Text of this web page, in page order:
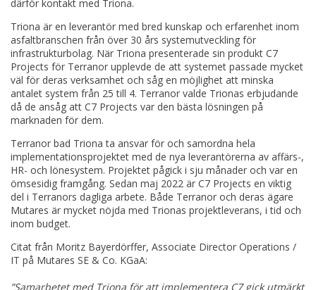
därför kontakt med Triona.
Triona är en leverantör med bred kunskap och erfarenhet inom
asfaltbranschen från över 30 års systemutveckling för
infrastrukturbolag. När Triona presenterade sin produkt C7
Projects för Terranor upplevde de att systemet passade mycket
väl för deras verksamhet och såg en möjlighet att minska
antalet system från 25 till 4. Terranor valde Trionas erbjudande
då de ansåg att C7 Projects var den bästa lösningen på
marknaden för dem.
Terranor bad Triona ta ansvar för och samordna hela
implementationsprojektet med de nya leverantörerna av affärs-,
HR- och lönesystem. Projektet pågick i sju månader och var en
ömsesidig framgång. Sedan maj 2022 är C7 Projects en viktig
del i Terranors dagliga arbete. Både Terranor och deras ägare
Mutares är mycket nöjda med Trionas projektleverans, i tid och
inom budget.
Citat från Moritz Bayerdörffer, Associate Director Operations /
IT på Mutares SE & Co. KGaA:
”Samarbetet med Triona för att implementera C7 gick utmärkt